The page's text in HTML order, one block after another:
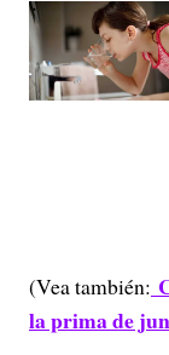
(Vea también:
la prima de